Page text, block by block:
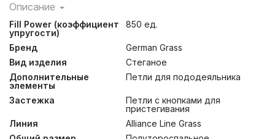
Описание
Альянс из одеял с наполнителями из отборного
белого гусиного пуха и смеси конопляных и
хлопковых волокон.
В одеяле ALLIANCE DOWN GRASS сочетается
отборный белый гусиный пух из северных регионов и
нежный пуходержащий макосатин из
длинноволокнистого египетского хлопка
(Macosateen, TC 460). Уникальная технология
создания стеганых одеял BOX- QUILTING®,
разработанная и запатентованная специалистами
German Grass, позволила создать стеганые одеяла
ALLIANCE DOWN GRASS, не уступающие по
Fill Power (коэффициент
упругости)
850 ед.
Бренд
German Grass
Вид изделия
Стеганое
Дополнительные
элементы
Петли для пододеяльника
Застежка
Петли с кнопками для
пристегивания
Линия
Alliance Line Grass